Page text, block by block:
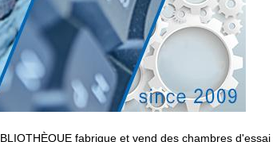
fabrique et vend des chambres